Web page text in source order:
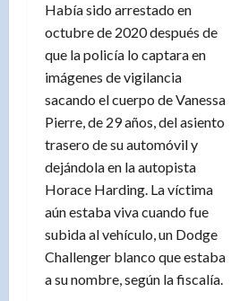
Había sido arrestado en
octubre de 2020 después de
que la policía lo captara en
imágenes de vigilancia
sacando el cuerpo de Vanessa
Pierre, de 29 años, del asiento
trasero de su automóvil y
dejándola en la autopista
Horace Harding. La víctima
aún estaba viva cuando fue
subida al vehículo, un Dodge
Challenger blanco que estaba
a su nombre, según la fiscalía.